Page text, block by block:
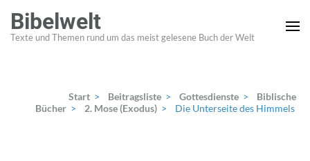
Inhalt
springen
Bibelwelt
Texte und Themen rund um das meist gelesene Buch der Welt
Start > Beitragsliste > Gottesdienste >
Biblische
Bücher > 2. Mose (Exodus) > Die Unterseite des Himmels